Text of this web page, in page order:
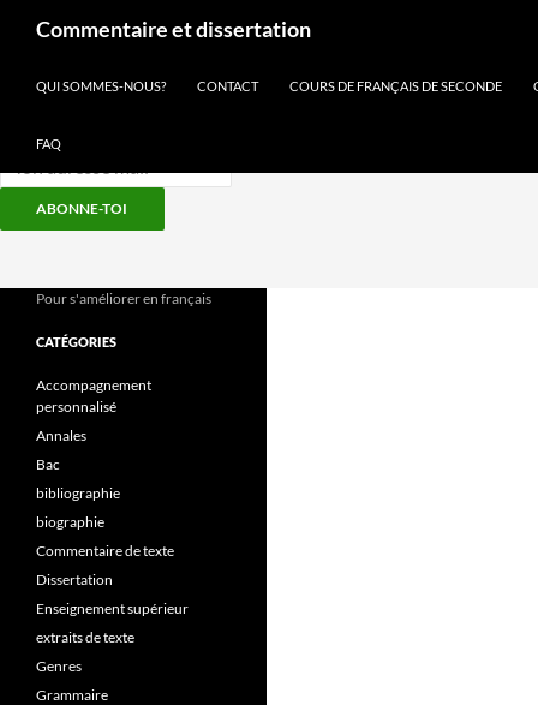
ABONNE-TOI
contenu
Commentaire et dissertation
QUI SOMMES-NOUS? CONTACT COURS DE FRANÇAIS DE SECONDE
FAQ
Pour s'améliorer en français
CATÉGORIES
Accompagnement
personnalisé
Annales
Bac
bibliographie
biographie
Commentaire de texte
Dissertation
Enseignement supérieur
extraits de texte
Genres
Grammaire